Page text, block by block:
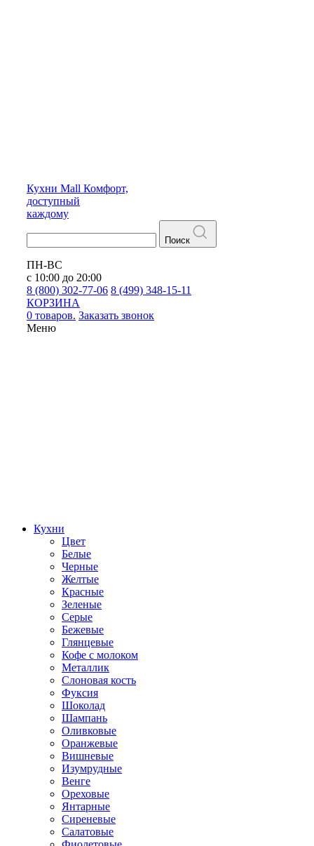
Кухни Mall Комфорт,
доступный
каждому
Поиск
ПН-ВС
с 10:00 до 20:00
8 (800) 302-77-06 8 (499) 348-15-11
КОРЗИНА
0 товаров. Заказать звонок
Меню
Кухни
Цвет
Белые
Черные
Желтые
Красные
Зеленые
Серые
Бежевые
Глянцевые
Кофе с молоком
Металлик
Слоновая кость
Фуксия
Шоколад
Шампань
Оливковые
Оранжевые
Вишневые
Изумрудные
Венге
Ореховые
Янтарные
Сиреневые
Салатовые